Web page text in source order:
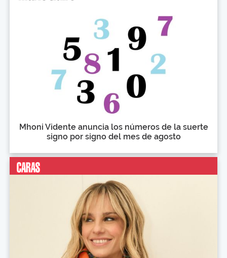
Mhoni Vidente anuncia los números de la suerte
signo por signo del mes de agosto